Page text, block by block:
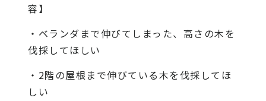
容】
・ベランダまで伸びてしまった、高さの木を
伐採してほしい
・2階の屋根まで伸びている木を伐採してほ
しい